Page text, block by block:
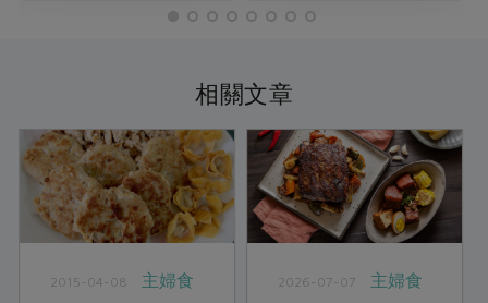
相關文章
2015-04-08
主婦食
2026-07-07
主婦食